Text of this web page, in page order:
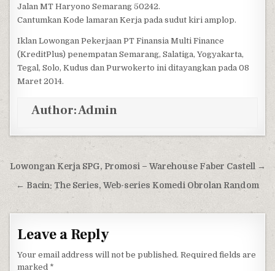
Jalan MT Haryono Semarang 50242.
Cantumkan Kode lamaran Kerja pada sudut kiri amplop.
Iklan Lowongan Pekerjaan PT Finansia Multi Finance
(KreditPlus) penempatan Semarang, Salatiga, Yogyakarta,
Tegal, Solo, Kudus dan Purwokerto ini ditayangkan pada 08
Maret 2014.
Author:Admin
Post navigation
Lowongan Kerja SPG, Promosi – Warehouse Faber Castell →
← Bacin: The Series, Web-series Komedi Obrolan Random
Leave a Reply
Your email address will not be published. Required fields are
marked *